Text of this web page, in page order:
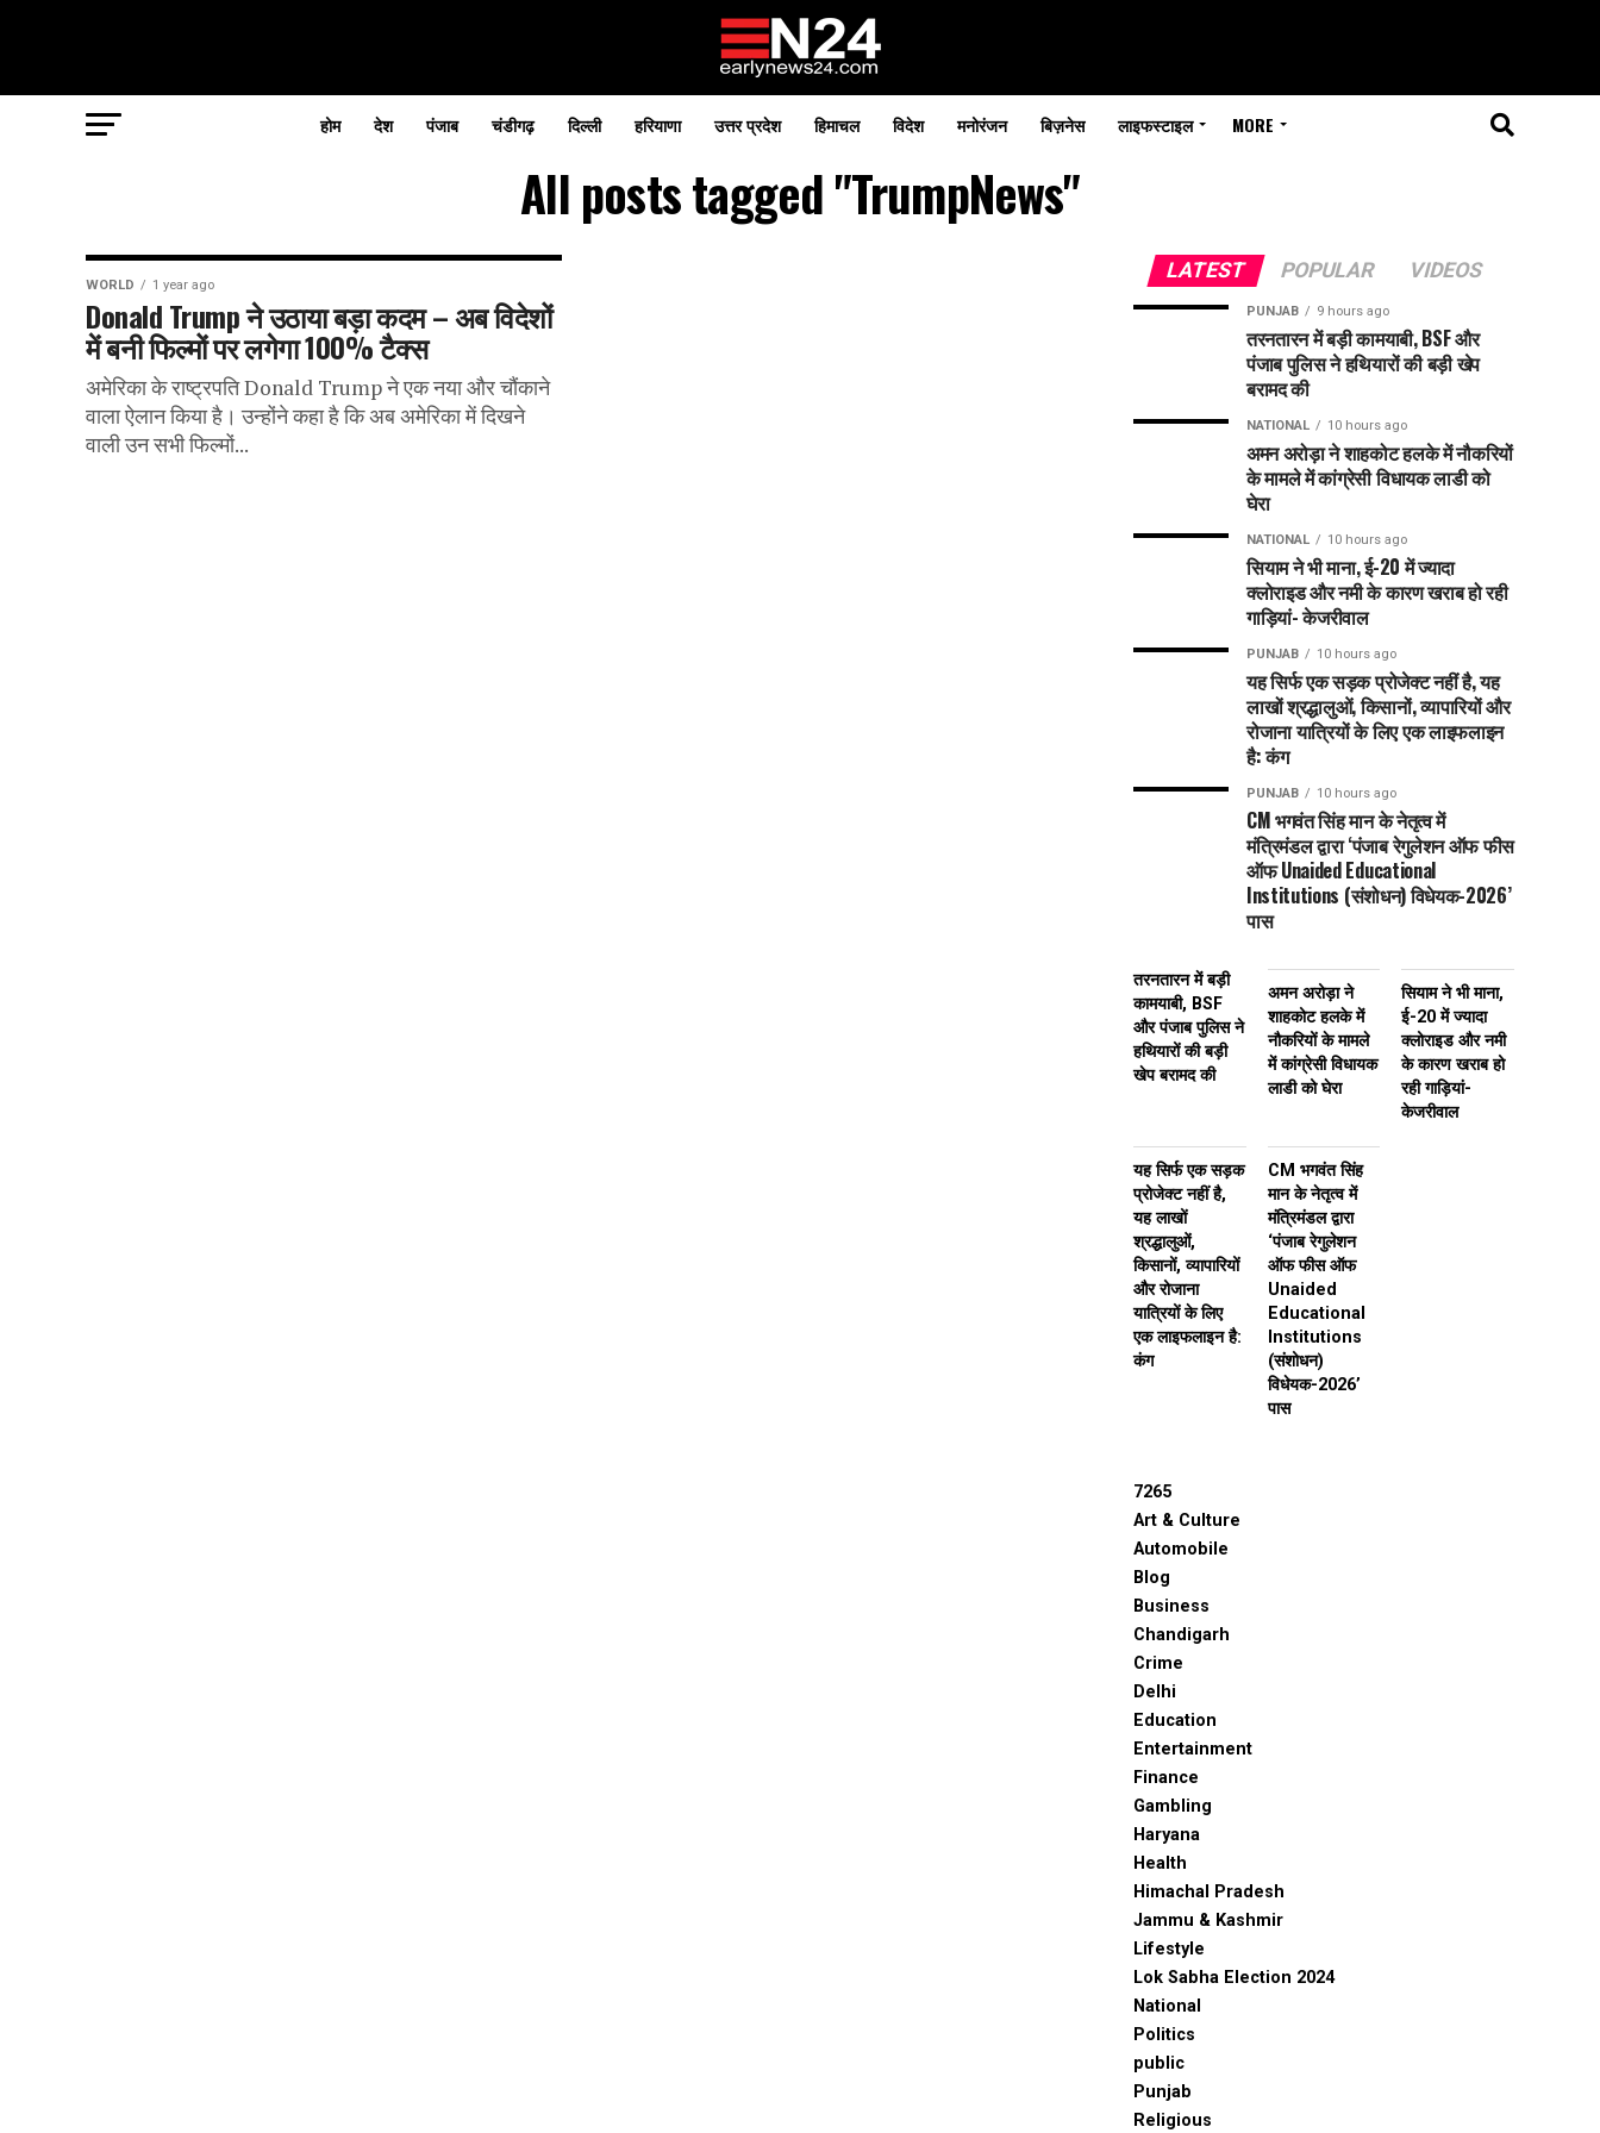
होम देश पंजाब चंडीगढ़ दिल्ली हरियाणा उत्तर प्रदेश हिमाचल विदेश मनोरंजन बिज़नेस लाइफस्टाइल MORE
All posts tagged "TrumpNews"
WORLD 1 year ago
Donald Trump ने उठाया बड़ा कदम – अब विदेशों
में बनी फिल्मों पर लगेगा 100% टैक्स
अमेरिका के राष्ट्रपति Donald Trump ने एक नया और चौंकाने
वाला ऐलान किया है। उन्होंने कहा है कि अब अमेरिका में दिखने
वाली उन सभी फिल्मों...
LATEST POPULAR VIDEOS
PUNJAB 9 hours ago
तरनतारन में बड़ी कामयाबी, BSF और
पंजाब पुलिस ने हथियारों की बड़ी खेप
बरामद की
NATIONAL 10 hours ago
अमन अरोड़ा ने शाहकोट हलके में नौकरियों
के मामले में कांग्रेसी विधायक लाडी को
घेरा
NATIONAL 10 hours ago
सियाम ने भी माना, ई-20 में ज्यादा
क्लोराइड और नमी के कारण खराब हो रही
गाड़ियां- केजरीवाल
PUNJAB 10 hours ago
यह सिर्फ एक सड़क प्रोजेक्ट नहीं है, यह
लाखों श्रद्धालुओं, किसानों, व्यापारियों और
रोजाना यात्रियों के लिए एक लाइफलाइन
है: कंग
PUNJAB 10 hours ago
CM भगवंत सिंह मान के नेतृत्व में
मंत्रिमंडल द्वारा ‘पंजाब रेगुलेशन ऑफ फीस
ऑफ Unaided Educational
Institutions (संशोधन) विधेयक-2026’
पास
तरनतारन में बड़ी
कामयाबी, BSF
और पंजाब पुलिस ने
हथियारों की बड़ी
खेप बरामद की
अमन अरोड़ा ने
शाहकोट हलके में
नौकरियों के मामले
में कांग्रेसी विधायक
लाडी को घेरा
सियाम ने भी माना,
ई-20 में ज्यादा
क्लोराइड और नमी
के कारण खराब हो
रही गाड़ियां-
केजरीवाल
यह सिर्फ एक सड़क
प्रोजेक्ट नहीं है,
यह लाखों
श्रद्धालुओं,
किसानों, व्यापारियों
और रोजाना
यात्रियों के लिए
एक लाइफलाइन है:
कंग
CM भगवंत सिंह
मान के नेतृत्व में
मंत्रिमंडल द्वारा
‘पंजाब रेगुलेशन
ऑफ फीस ऑफ
Unaided
Educational
Institutions
(संशोधन)
विधेयक-2026’
पास
7265
Art & Culture
Automobile
Blog
Business
Chandigarh
Crime
Delhi
Education
Entertainment
Finance
Gambling
Haryana
Health
Himachal Pradesh
Jammu & Kashmir
Lifestyle
Lok Sabha Election 2024
National
Politics
public
Punjab
Religious